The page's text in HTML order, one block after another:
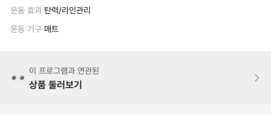
운동 효과 탄력/라인관리
운동 기구 매트
이 프로그램과 연관된
상품 둘러보기